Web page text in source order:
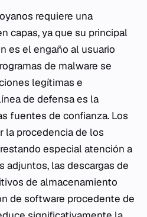
requiere una
capas, ya que su principal
es el engaño al usuario
de malware se
legítimas e
de defensa es la
fuentes de confianza. Los
la procedencia de los
especial atención a
adjuntos, las descargas de
de almacenamiento
de software procedente de